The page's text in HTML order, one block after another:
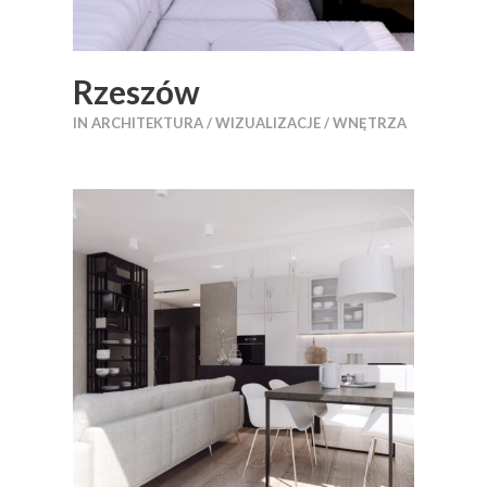
Rzeszów
IN ARCHITEKTURA / WIZUALIZACJE / WNĘTRZA